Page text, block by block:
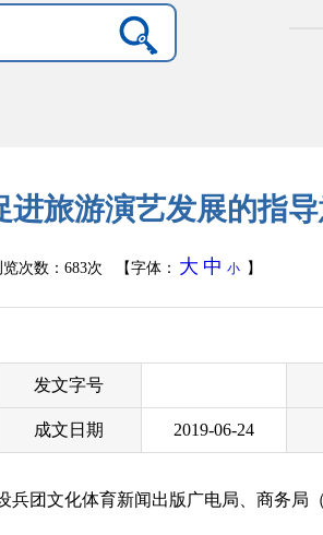
旅游演艺发展的指
次数： 683次 【字体： 大 中 小 】
发文字号
成文日期 2019-06-24
团文化体育新闻出版广电局、商务局